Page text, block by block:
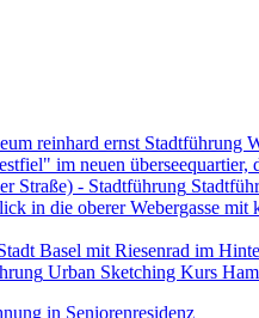
Stadtführung
Urban Sketching Kurs